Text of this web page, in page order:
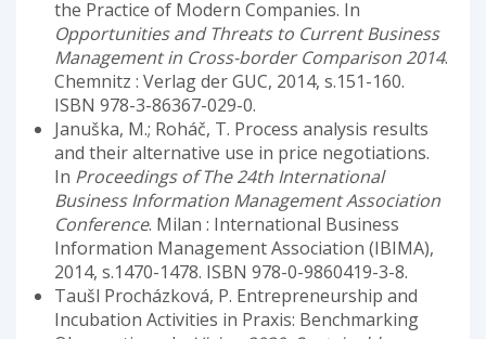
the Practice of Modern Companies. In
Opportunities and Threats to Current Business
Management in Cross-border Comparison 2014.
Chemnitz : Verlag der GUC, 2014, s.151-160.
ISBN 978-3-86367-029-0.
Januška, M.; Roháč, T. Process analysis results
and their alternative use in price negotiations.
In Proceedings of The 24th International
Business Information Management Association
Conference. Milan : International Business
Information Management Association (IBIMA),
2014, s.1470-1478. ISBN 978-0-9860419-3-8.
Taušl Procházková, P. Entrepreneurship and
Incubation Activities in Praxis: Benchmarking